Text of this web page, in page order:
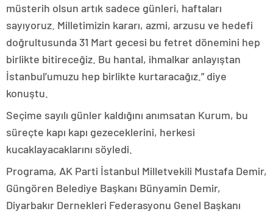
müsterih olsun artık sadece günleri, haftaları
sayıyoruz. Milletimizin kararı, azmi, arzusu ve hedefi
doğrultusunda 31 Mart gecesi bu fetret dönemini hep
birlikte bitireceğiz. Bu hantal, ihmalkar anlayıştan
İstanbul’umuzu hep birlikte kurtaracağız.” diye
konuştu.
Seçime sayılı günler kaldığını anımsatan Kurum, bu
süreçte kapı kapı gezeceklerini, herkesi
kucaklayacaklarını söyledi.
Programa, AK Parti İstanbul Milletvekili Mustafa Demir,
Güngören Belediye Başkanı Bünyamin Demir,
Diyarbakır Dernekleri Federasyonu Genel Başkanı